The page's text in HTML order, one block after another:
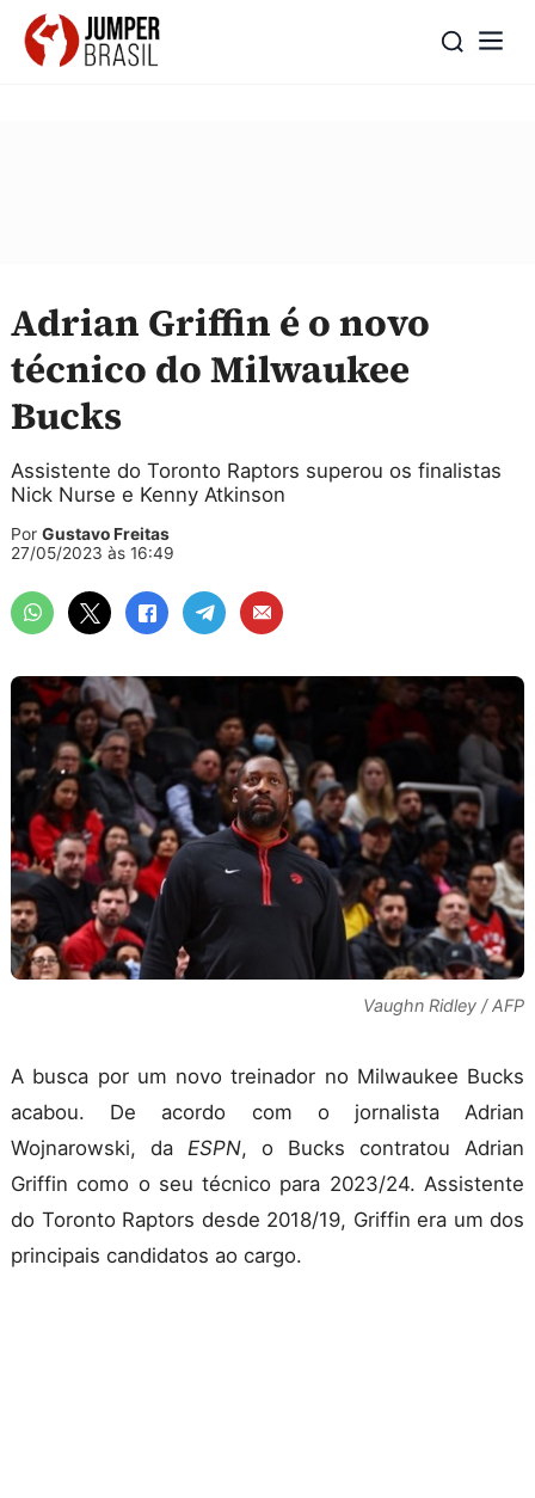
Adrian Griffin é o novo
técnico do Milwaukee
Bucks
Assistente do Toronto Raptors superou os finalistas
Nick Nurse e Kenny Atkinson
Por Gustavo Freitas
27/05/2023 às 16:49
Vaughn Ridley / AFP
A busca por um novo treinador no Milwaukee Bucks
acabou. De acordo com o jornalista Adrian
Wojnarowski, da ESPN, o Bucks contratou Adrian
Griffin como o seu técnico para 2023/24. Assistente
do Toronto Raptors desde 2018/19, Griffin era um dos
principais candidatos ao cargo.